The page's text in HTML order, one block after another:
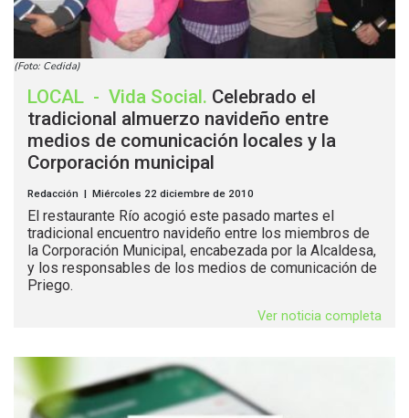
(Foto: Cedida)
LOCAL - Vida Social . Celebrado el
tradicional almuerzo navideño entre
medios de comunicación locales y la
Corporación municipal
Redacción | Miércoles 22 diciembre de 2010
El restaurante Río acogió este pasado martes el
tradicional encuentro navideño entre los miembros de
la Corporación Municipal, encabezada por la Alcaldesa,
y los responsables de los medios de comunicación de
Priego.
Ver noticia completa